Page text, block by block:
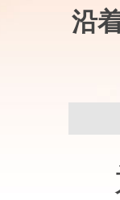
沿